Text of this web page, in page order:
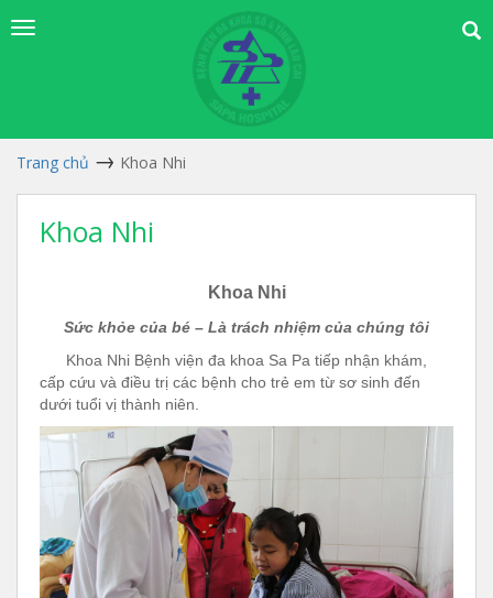
Trang chủ Khoa Nhi
Khoa Nhi
Khoa Nhi
Sức khỏe của bé – Là trách nhiệm của chúng tôi
Khoa Nhi Bệnh viện đa khoa Sa Pa tiếp nhận khám,
cấp cứu và điều trị các bệnh cho trẻ em từ sơ sinh đến
dưới tuổi vị thành niên.